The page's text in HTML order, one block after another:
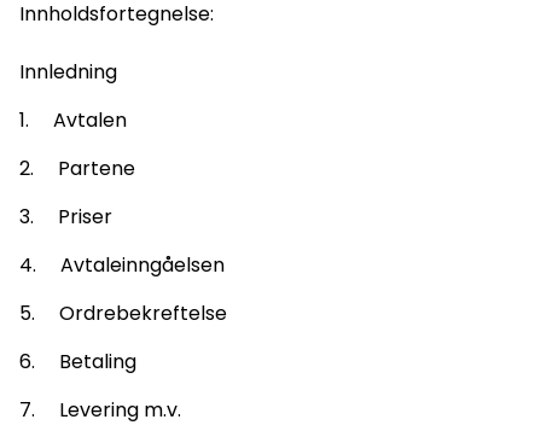
Innholdsfortegnelse:
Innledning
1. Avtalen
2. Partene
3. Priser
4. Avtaleinngåelsen
5. Ordrebekreftelse
6. Betaling
7. Levering m.v.